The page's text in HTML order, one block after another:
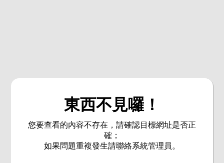
東西不見囉！
您要查看的內容不存在，請確認目標網址是否正
確；
如果問題重複發生請聯絡系統管理員。